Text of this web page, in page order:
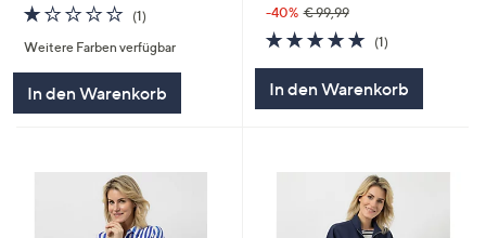
1.0
von
5
(1)1
Weitere Farben verfügbar
In den Warenkorb
-40% € 99,99
5.0
von
(1)1
In den Warenkorb